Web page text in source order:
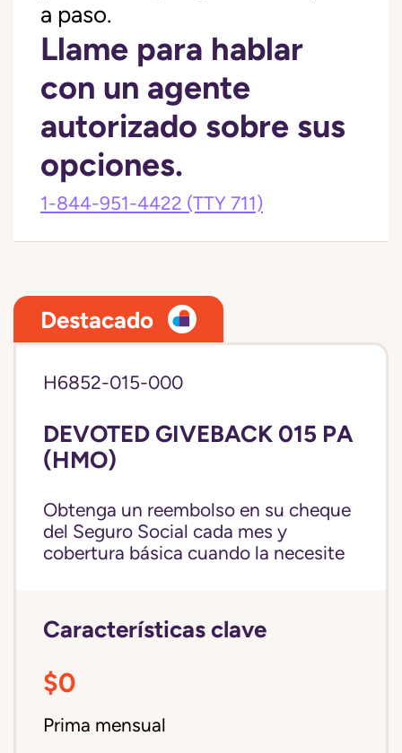
a paso.
Llame para hablar
con un agente
autorizado sobre sus
opciones.
1-844-951-4422 (TTY 711)
Destacado
H6852-015-000
DEVOTED GIVEBACK 015 PA
(HMO)
Obtenga un reembolso en su cheque
del Seguro Social cada mes y
cobertura básica cuando la necesite
Características clave
$0
Prima mensual